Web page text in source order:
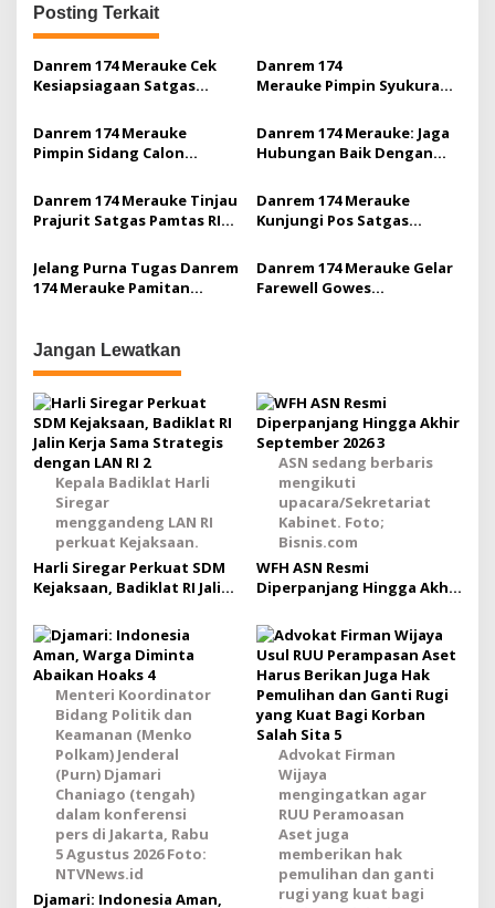
i
a
i
o
s
Posting Terkait
Danrem 174 Merauke Cek
Kesiapsiagaan Satgas
Danrem 174
Merauke Pimpin Syukuran
XVII/Cenderawasih
Danrem 174 Merauke
Pimpin Sidang Calon
Danrem 174 Merauke: Jaga
Hubungan Baik Dengan
Danrem 174 Merauke Tinjau
Prajurit Satgas Pamtas RI-
Danrem 174 Merauke
Kunjungi Pos Satgas
123/Rajawali
Jelang Purna Tugas Danrem
174 Merauke Pamitan
Danrem 174 Merauke Gelar
Farewell Gowes
Jangan Lewatkan
Kepala Badiklat Harli
Siregar
menggandeng LAN RI
perkuat Kejaksaan.
Harli Siregar Perkuat SDM
Kejaksaan, Badiklat RI Jalin
dengan LAN RI
ASN sedang berbaris
mengikuti
upacara/Sekretariat
Kabinet. Foto;
Bisnis.com
WFH ASN Resmi
Diperpanjang Hingga Akhir
Menteri Koordinator
Bidang Politik dan
Keamanan (Menko
Polkam) Jenderal
(Purn) Djamari
Chaniago (tengah)
dalam konferensi
pers di Jakarta, Rabu
5 Agustus 2026 Foto:
NTVNews.id
Djamari: Indonesia Aman,
Advokat Firman
Wijaya
mengingatkan agar
RUU Peramoasan
Aset juga
memberikan hak
pemulihan dan ganti
rugi yang kuat bagi